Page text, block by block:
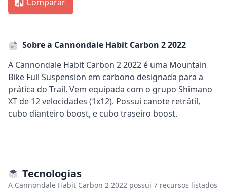
Sobre a Cannondale Habit Carbon 2 2022
A Cannondale Habit Carbon 2 2022 é uma Mountain
Bike Full Suspension em carbono designada para a
prática do Trail. Vem equipada com o grupo Shimano
XT de 12 velocidades (1x12). Possui canote retrátil,
cubo dianteiro boost, e cubo traseiro boost.
Tecnologias
A Cannondale Habit Carbon 2 2022 possui 7 recursos listados